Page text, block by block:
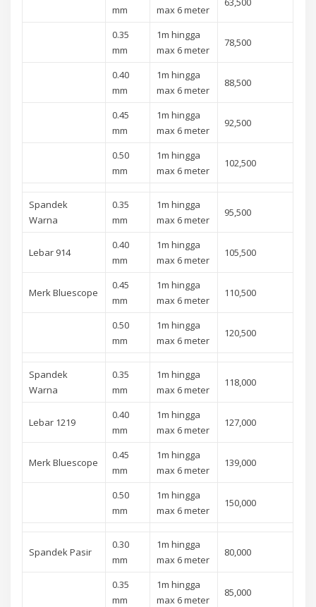
mm
max 6 meter
0.35
mm
1m hingga
max 6 meter
78,500
0.40
mm
1m hingga
max 6 meter
88,500
0.45
mm
1m hingga
max 6 meter
92,500
0.50
mm
1m hingga
max 6 meter
102,500
Spandek
Warna
0.35
mm
1m hingga
max 6 meter
95,500
Lebar 914
0.40
mm
1m hingga
max 6 meter
105,500
Merk Bluescope
0.45
mm
1m hingga
max 6 meter
110,500
0.50
mm
1m hingga
max 6 meter
120,500
Spandek
Warna
0.35
mm
1m hingga
max 6 meter
118,000
Lebar 1219
0.40
mm
1m hingga
max 6 meter
127,000
Merk Bluescope
0.45
mm
1m hingga
max 6 meter
139,000
0.50
mm
1m hingga
max 6 meter
150,000
Spandek Pasir
0.30
mm
1m hingga
max 6 meter
80,000
0.35
mm
1m hingga
max 6 meter
85,000